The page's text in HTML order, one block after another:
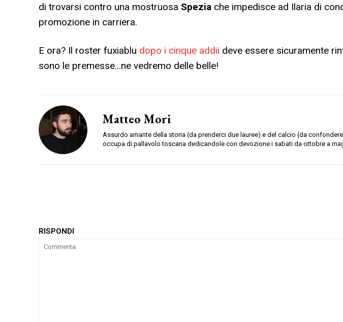
di trovarsi contro una mostruosa Spezia che impedisce ad Ilaria di
promozione in carriera.
E ora? Il roster fuxiablu dopo i cinque addii deve essere sicuramente
sono le premesse…ne vedremo delle belle!
Matteo Mori
Assurdo amante della storia (da prenderci due lauree) e del calcio (da
occupa di pallavolo toscana dedicandole con devozione i sabati da ottobre a
RISPONDI